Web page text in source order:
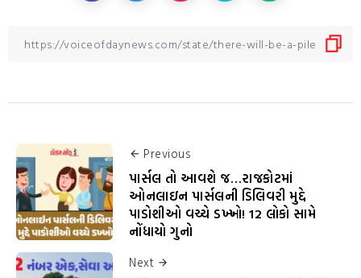
Previous
પાર્સલ તો આવશે જ…રાજકોટમાં
ઓનલાઇન પાર્સલની ડિલિવરી મુદ્દે
પાડોશીઓ વચ્ચે ડખ્ખો! 12 લોકો સામે
નોંધાયો ગુનો
Next